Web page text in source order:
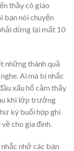
thầy cô giáo
bạn nói chuyện
dừng lại mất 10
những thành quả
Ai mà bị nhắc
xấu hổ cảm thấy
khi lớp trưởng
ký buổi họp ghi
cho gia đình.
nhở các bạn